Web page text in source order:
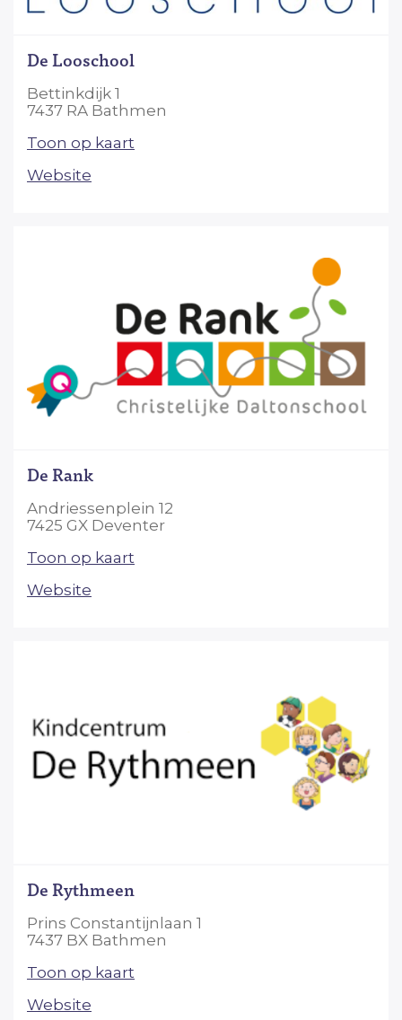
De Looschool
Bettinkdijk 1
7437 RA Bathmen
Toon op kaart
Website
De Rank
Andriessenplein 12
7425 GX Deventer
Toon op kaart
Website
De Rythmeen
Prins Constantijnlaan 1
7437 BX Bathmen
Toon op kaart
Website